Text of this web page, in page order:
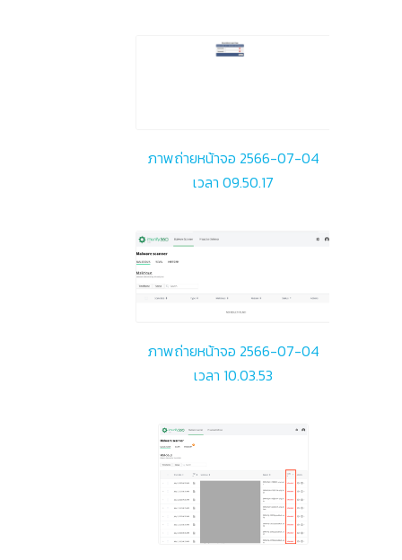
ภาพถ่ายหน้าจอ 2566-07-04
เวลา 09.50.17
ภาพถ่ายหน้าจอ 2566-07-04
เวลา 10.03.53